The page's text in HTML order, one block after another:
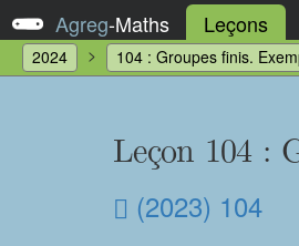
Agreg-Maths Leçons
2024 104 : Groupes finis.
Leçon 104 :
(2023) 104